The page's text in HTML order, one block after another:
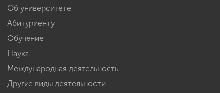
Об университете
Абитуриенту
Обучение
Наука
Международная деятельность
Другие виды деятельности